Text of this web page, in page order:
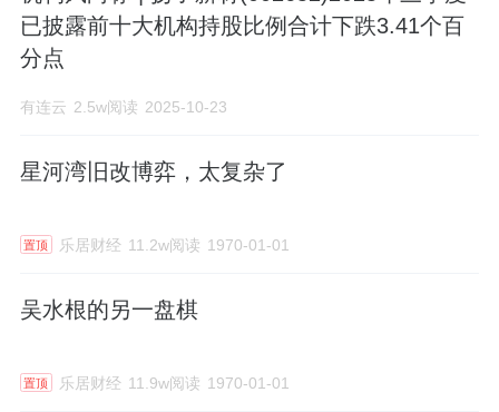
已披露前十大机构持股比例合计下跌3.41个百
分点
有连云 2.5w阅读 2025-10-23
星河湾旧改博弈，太复杂了
置顶 乐居财经 11.2w阅读 1970-01-01
吴水根的另一盘棋
置顶 乐居财经 11.9w阅读 1970-01-01